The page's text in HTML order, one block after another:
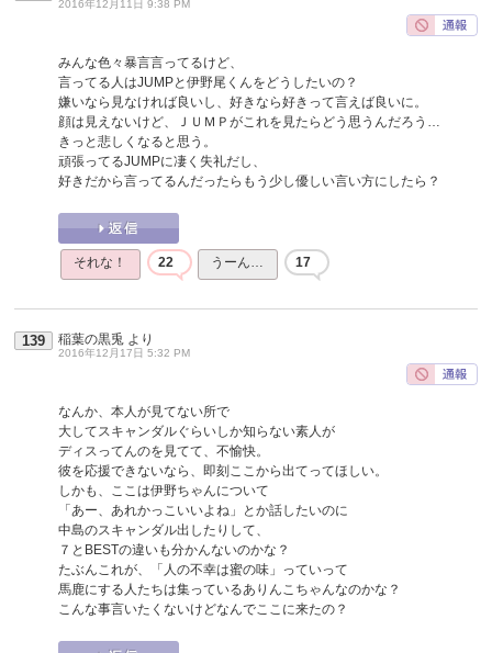
2016年12月11日 9:38 PM
みんな色々暴言言ってるけど、
言ってる人はJUMPと伊野尾くんをどうしたいの？
嫌いなら見なければ良いし、好きなら好きって言えば良いに。
顔は見えないけど、ＪＵＭＰがこれを見たらどう思うんだろう…
きっと悲しくなると思う。
頑張ってるJUMPに凄く失礼だし、
好きだから言ってるんだったらもう少し優しい言い方にしたら？
それな！ 22 うーん… 17
139 稲葉の黒兎 より
2016年12月17日 5:32 PM
なんか、本人が見てない所で
大してスキャンダルぐらいしか知らない素人が
ディスってんのを見てて、不愉快。
彼を応援できないなら、即刻ここから出てってほしい。
しかも、ここは伊野ちゃんについて
「あー、あれかっこいいよね」とか話したいのに
中島のスキャンダル出したりして、
７とBESTの違いも分かんないのかな？
たぶんこれが、「人の不幸は蜜の味」っていって
馬鹿にする人たちは集っているありんこちゃんなのかな？
こんな事言いたくないけどなんでここに来たの？